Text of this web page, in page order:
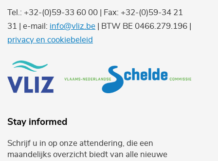
Tel.: +32-(0)59-33 60 00 | Fax: +32-(0)59-34 21
31 | e-mail: info@vliz.be | BTW BE 0466.279.196 |
privacy en cookiebeleid
Stay informed
Schrijf u in op onze attendering, die een
maandelijks overzicht biedt van alle nieuwe